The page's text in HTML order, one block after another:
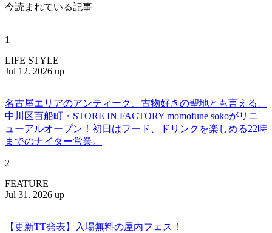
今読まれている記事
1
LIFE STYLE
Jul 12. 2026 up
名古屋エリアのアンティーク、古物好きの聖地とも言える、
中川区百船町・STORE IN FACTORY momofune sokoがリニ
ューアルオープン！初日はフード、ドリンクを楽しめる22時
までのナイター営業。
2
FEATURE
Jul 31. 2026 up
【更新TT発表】入場無料の屋内フェス！